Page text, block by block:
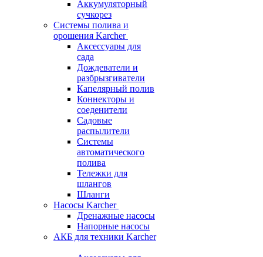
Аккумуляторный
сучкорез
Системы полива и
орошения Karcher
Аксессуары для
сада
Дождеватели и
разбрызгиватели
Капелярный полив
Коннекторы и
соеденители
Садовые
распылители
Системы
автоматического
полива
Тележки для
шлангов
Шланги
Насосы Karcher
Дренажные насосы
Напорные насосы
АКБ для техники Karcher